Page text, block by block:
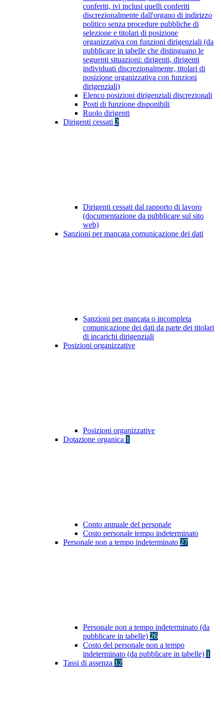
conferiti, ivi inclusi quelli conferiti
discrezionalmente dall'organo di indirizzo
politico senza procedure pubbliche di
selezione e titolari di posizione
organizzativa con funzioni dirigenziali (da
pubblicare in tabelle che distinguano le
seguenti situazioni: dirigenti, dirigenti
individuati discrezionalmente, titolari di
posizione organizzativa con funzioni
dirigenziali)
Elenco posizioni dirigenziali discrezionali
Posti di funzione disponibili
Ruolo dirigenti
Dirigenti cessati 2
Dirigenti cessati dal rapporto di lavoro
(documentazione da pubblicare sul sito
web)
Sanzioni per mancata comunicazione dei dati
Sanzioni per mancata o incompleta
comunicazione dei dati da parte dei titolari
di incarichi dirigenziali
Posizioni organizzative
Posizioni organizzative
Dotazione organica 1
Conto annuale del personale
Costo personale tempo indeterminato
Personale non a tempo indeterminato 27
Personale non a tempo indeterminato (da
pubblicare in tabelle) 26
Costo del personale non a tempo
indeterminato (da pubblicare in tabelle) 1
Tassi di assenza 12